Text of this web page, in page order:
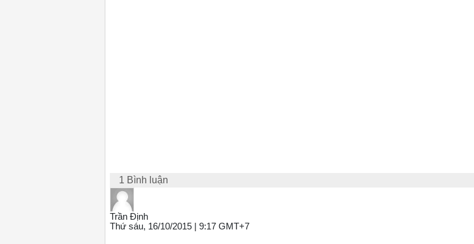
1 Bình luận
Trần Định
Thứ sáu, 16/10/2015 | 9:17 GMT+7